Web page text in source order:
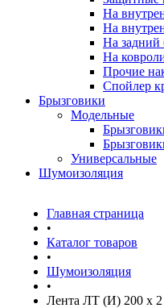
На
На
На задний
На
Прочие
Спойлер
Брызговики
Модельные
Универсальные
Шумоизоляция
Главная страница
•
Каталог товаров
•
Шумоизоляция
•
Лента ЛТ (И) 200 х 2